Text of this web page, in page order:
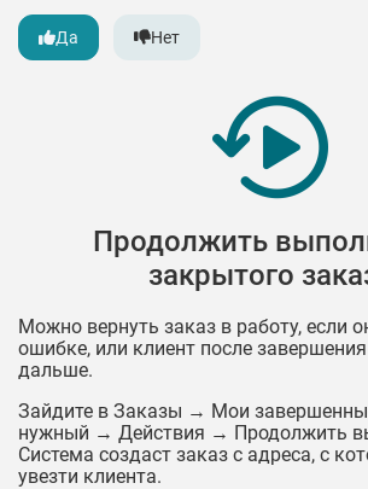
Да Нет
Продолжить
закрытого
Можно вернуть заказ в работу, если
ошибке, или клиент после
дальше.
Зайдите в Заказы → Мои
нужный → Действия → Продолжить
Система создаст заказ с адреса, с
увезти клиента.